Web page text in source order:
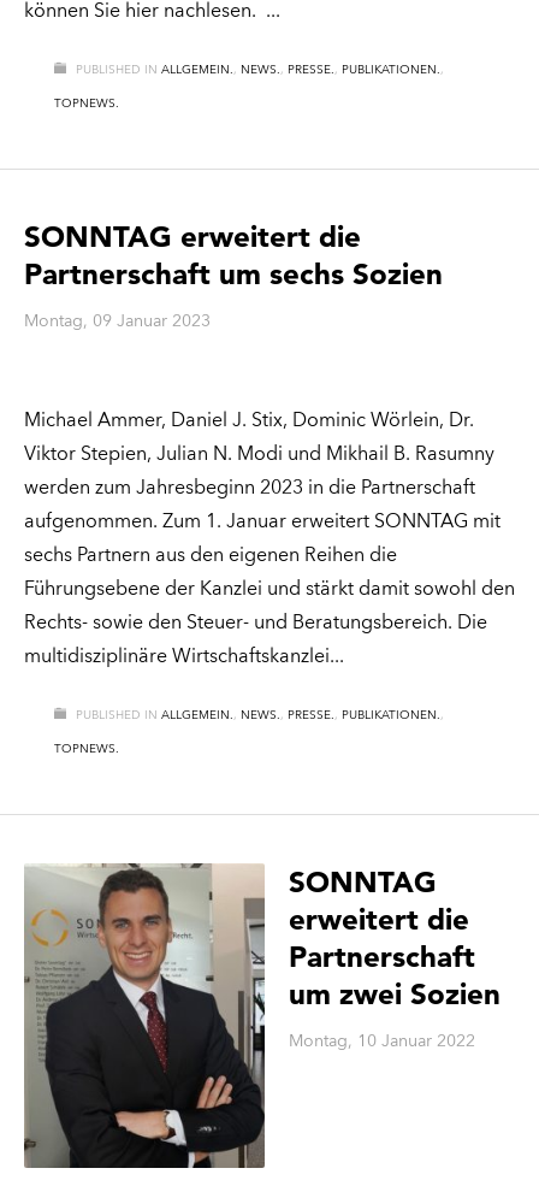
können Sie hier nachlesen.
PUBLISHED IN ALLGEMEIN. , NEWS. , PRESSE. , PUBLIKATIONEN. ,
TOPNEWS.
SONNTAG erweitert die
Partnerschaft um sechs Sozien
Montag, 09 Januar 2023
Michael Ammer, Daniel J. Stix, Dominic Wörlein, Dr.
Viktor Stepien, Julian N. Modi und Mikhail B. Rasumny
werden zum Jahresbeginn 2023 in die Partnerschaft
aufgenommen. Zum 1. Januar erweitert SONNTAG mit
sechs Partnern aus den eigenen Reihen die
Führungsebene der Kanzlei und stärkt damit sowohl den
Rechts- sowie den Steuer- und Beratungsbereich. Die
multidisziplinäre Wirtschaftskanzlei
PUBLISHED IN ALLGEMEIN. , NEWS. , PRESSE. , PUBLIKATIONEN. ,
TOPNEWS.
SONNTAG
erweitert die
Partnerschaft
um zwei Sozien
Montag, 10 Januar 2022